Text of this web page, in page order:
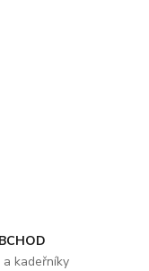
kadeřníky